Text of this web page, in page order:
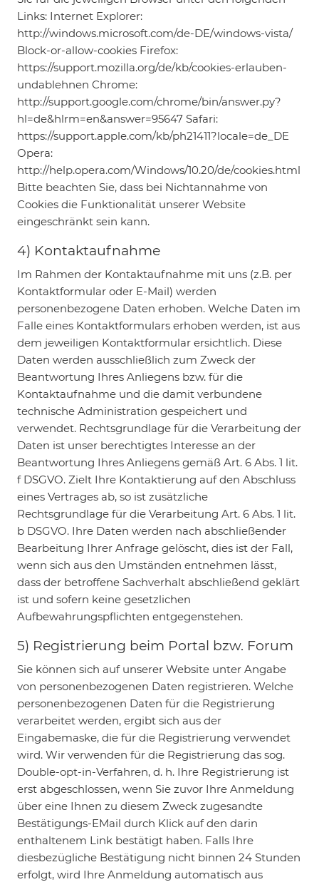
Links: Internet Explorer:
http://windows.microsoft.com/de-DE/windows-vista/
Block-or-allow-cookies Firefox:
https://support.mozilla.org/de/kb/cookies-erlauben-
undablehnen Chrome:
http://support.google.com/chrome/bin/answer.py?
hl=de&hlrm=en&answer=95647 Safari:
https://support.apple.com/kb/ph21411?locale=de_DE
Opera:
http://help.opera.com/Windows/10.20/de/cookies.html
Bitte beachten Sie, dass bei Nichtannahme von
Cookies die Funktionalität unserer Website
eingeschränkt sein kann.
4) Kontaktaufnahme
Im Rahmen der Kontaktaufnahme mit uns (z.B. per
Kontaktformular oder E-Mail) werden
personenbezogene Daten erhoben. Welche Daten im
Falle eines Kontaktformulars erhoben werden, ist aus
dem jeweiligen Kontaktformular ersichtlich. Diese
Daten werden ausschließlich zum Zweck der
Beantwortung Ihres Anliegens bzw. für die
Kontaktaufnahme und die damit verbundene
technische Administration gespeichert und
verwendet. Rechtsgrundlage für die Verarbeitung der
Daten ist unser berechtigtes Interesse an der
Beantwortung Ihres Anliegens gemäß Art. 6 Abs. 1 lit.
f DSGVO. Zielt Ihre Kontaktierung auf den Abschluss
eines Vertrages ab, so ist zusätzliche
Rechtsgrundlage für die Verarbeitung Art. 6 Abs. 1 lit.
b DSGVO. Ihre Daten werden nach abschließender
Bearbeitung Ihrer Anfrage gelöscht, dies ist der Fall,
wenn sich aus den Umständen entnehmen lässt,
dass der betroffene Sachverhalt abschließend geklärt
ist und sofern keine gesetzlichen
Aufbewahrungspflichten entgegenstehen.
5) Registrierung beim Portal bzw. Forum
Sie können sich auf unserer Website unter Angabe
von personenbezogenen Daten registrieren. Welche
personenbezogenen Daten für die Registrierung
verarbeitet werden, ergibt sich aus der
Eingabemaske, die für die Registrierung verwendet
wird. Wir verwenden für die Registrierung das sog.
Double-opt-in-Verfahren, d. h. Ihre Registrierung ist
erst abgeschlossen, wenn Sie zuvor Ihre Anmeldung
über eine Ihnen zu diesem Zweck zugesandte
Bestätigungs-EMail durch Klick auf den darin
enthaltenem Link bestätigt haben. Falls Ihre
diesbezügliche Bestätigung nicht binnen 24 Stunden
erfolgt, wird Ihre Anmeldung automatisch aus